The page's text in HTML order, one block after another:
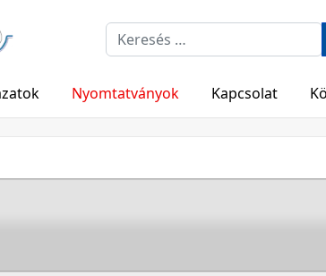
Keresés...
Nyomtatványok Kapcsolat